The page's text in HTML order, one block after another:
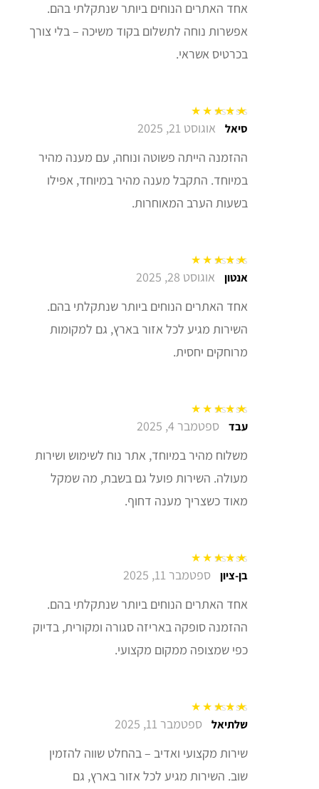
אחד האתרים הנוחים ביותר שנתקלתי בהם.
אפשרות נוחה לתשלום בקוד משיכה – בלי צורך
בכרטיס אשראי.
דורג5מתוך 5סיאל אוגוסט 21, 2025
ההזמנה הייתה פשוטה ונוחה, עם מענה מהיר
במיוחד. התקבל מענה מהיר במיוחד, אפילו
בשעות הערב המאוחרות.
דורג5מתוך 5אנטון אוגוסט 28, 2025
אחד האתרים הנוחים ביותר שנתקלתי בהם.
השירות מגיע לכל אזור בארץ, גם למקומות
מרוחקים יחסית.
דורג5מתוך 5 עבד ספטמבר 4, 2025
משלוח מהיר במיוחד, אתר נוח לשימוש ושירות
מעולה. השירות פועל גם בשבת, מה שמקל
מאוד כשצריך מענה דחוף.
דורג5מתוך 5בן-ציון ספטמבר 11, 2025
אחד האתרים הנוחים ביותר שנתקלתי בהם.
ההזמנה סופקה באריזה סגורה ומקורית, בדיוק
כפי שמצופה ממקום מקצועי.
דורג5מתוך 5
שלתיאל ספטמבר 11, 2025
שירות מקצועי ואדיב – בהחלט שווה להזמין
שוב. השירות מגיע לכל אזור בארץ, גם